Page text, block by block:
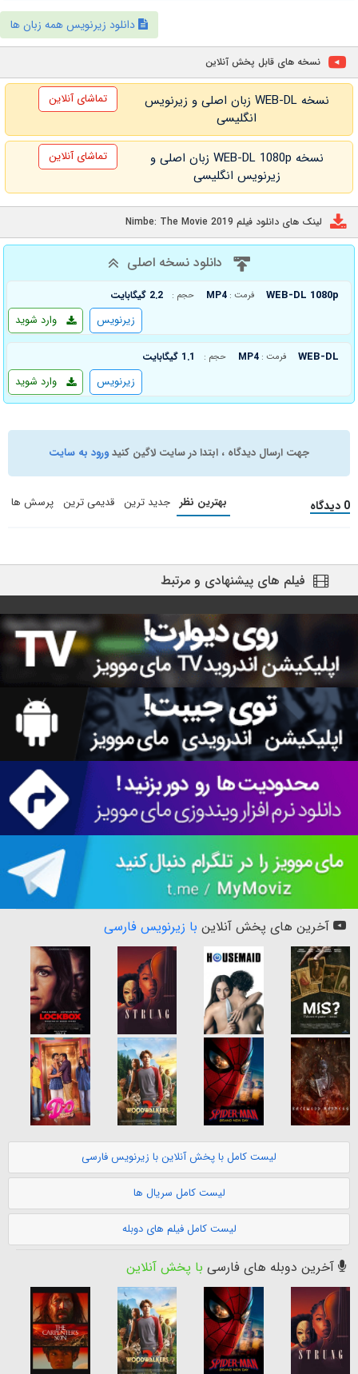
دانلود زیرنویس همه زبان ها
نسخه های قابل پخش آنلاین
نسخه WEB-DL زبان اصلی و زیرنویس
انگلیسی
تماشای آنلاین
نسخه WEB-DL 1080p زبان اصلی و
زیرنویس انگلیسی
تماشای آنلاین
لینک های دانلود فیلم Nimbe: The Movie 2019
دانلود نسخه اصلی
WEB-DL 1080p فرمت : MP4 حجم : 2.2 گیگابایت
وارد شوید زیرنویس
WEB-DL فرمت : MP4 حجم : 1.1 گیگابایت
وارد شوید زیرنویس
جهت ارسال دیدگاه ، ابتدا در سایت لاگین کنیدورود به سایت
0 دیدگاه بهترین نظر جدید ترین قدیمی ترین پرسش ها
فیلم های پیشنهادی و مرتبط
آخرین های پخش آنلاین با زیرنویس فارسی
لیست کامل با پخش آنلاین با زیرنویس فارسی
لیست کامل سریال ها
لیست کامل فیلم های دوبله
آخرین دوبله های فارسی با پخش آنلاین